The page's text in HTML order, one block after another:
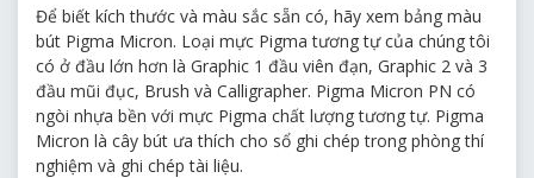
No.21 Rose
No.243 Blue Black
No.22 Burgundy
No.49 Black
Để biết kích thước và màu sắc sẵn có, hãy xem bảng màu
bút Pigma Micron. Loại mực Pigma tương tự của chúng tôi
có ở đầu lớn hơn là Graphic 1 đầu viên đạn, Graphic 2 và 3
đầu mũi đục, Brush và Calligrapher. Pigma Micron PN có
ngòi nhựa bền với mực Pigma chất lượng tương tự. Pigma
Micron là cây bút ưa thích cho sổ ghi chép trong phòng thí
nghiệm và ghi chép tài liệu.